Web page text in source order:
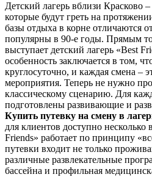
Детский лагерь вблизи Красково
которые будут греть на
базы отдыха в корне отличаются
популярны в 90-е годы. Прямым
выступает детский лагерь «Best
особенность заключается в том,
круглосуточно, и каждая смена –
мероприятия. Теперь не нужно
классическому сценарию. Для
подготовлены развивающие и
Купить путевку на смену в
для клиентов доступно
Friends» работает по принципу
путевки входит не только
различные развлекательные
бассейна и профильная